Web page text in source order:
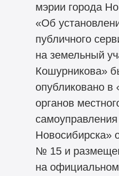
мэрии города
«Об
публичного
на земельный
Кошурникова»
опубликовано в
органов
Новосибирска»
№ 15 и
на